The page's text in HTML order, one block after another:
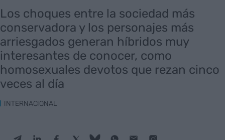
Los choques entre la sociedad más
conservadora y los personajes más
arriesgados generan híbridos muy
interesantes de conocer, como
homosexuales devotos que rezan cinco
veces al día
INTERNACIONAL